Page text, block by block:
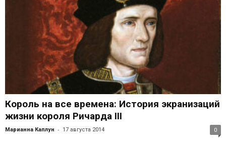
Король на все времена: История экранизаций
жизни короля Ричарда III
Марианна Каплун - 17 августа 2014 0